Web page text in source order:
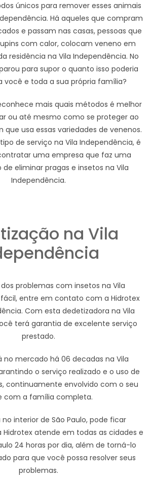
únicos para remover esses animais
Há aqueles que compram
e passam nas casas, pessoas que
com calor, colocam veneno em
residência na Vila Independência. No
para supor o quanto isso poderia
você e toda a sua própria família?
mais quais métodos é melhor
ou até mesmo como se proteger ao
usa essas variedades de venenos.
de serviço na Vila Independência, é
uma empresa que faz uma
de eliminar pragas e insetos na Vila
Independência.
na Vila
problemas com insetos na Vila
entre em contato com a Hidrotex
Com esta dedetizadora na Vila
terá garantia de excelente serviço
prestado.
no mercado há 06 decadas na Vila
o serviço realizado e o uso de
continuamente envolvido com o seu
com a família completa.
interior de São Paulo, pode ficar
Hidrotex atende em todas as cidades e
24 horas por dia, além de torná-lo
para que você possa resolver seus
problemas.